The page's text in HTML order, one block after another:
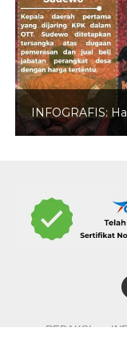
INFOGRAFIS:
REDAKSI